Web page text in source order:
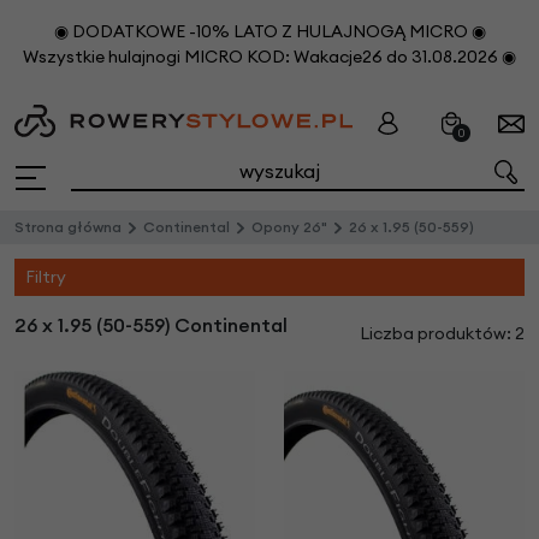
◉ DODATKOWE -10% LATO Z HULAJNOGĄ MICRO ◉
Wszystkie hulajnogi MICRO KOD: Wakacje26 do 31.08.2026 ◉
0
Strona główna Continental Opony 26" 26 x 1.95 (50-559)
Filtry
26 x 1.95 (50-559) Continental Liczba produktów: 2